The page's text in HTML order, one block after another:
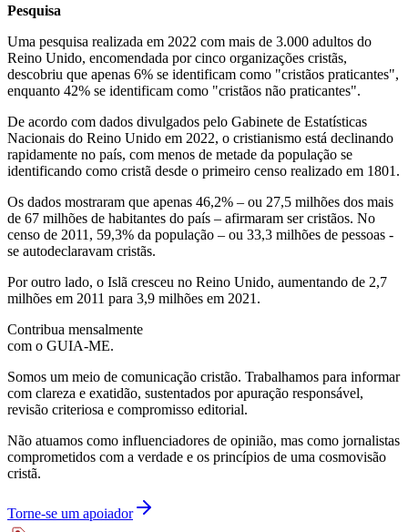
Pesquisa
Uma pesquisa realizada em 2022 com mais de 3.000 adultos do
Reino Unido, encomendada por cinco organizações cristãs,
descobriu que apenas 6% se identificam como "cristãos praticantes",
enquanto 42% se identificam como "cristãos não praticantes".
De acordo com dados divulgados pelo Gabinete de Estatísticas
Nacionais do Reino Unido em 2022, o cristianismo está declinando
rapidamente no país, com menos de metade da população se
identificando como cristã desde o primeiro censo realizado em 1801.
Os dados mostraram que apenas 46,2% – ou 27,5 milhões dos mais
de 67 milhões de habitantes do país – afirmaram ser cristãos. No
censo de 2011, 59,3% da população – ou 33,3 milhões de pessoas -
se autodeclaravam cristãs.
Por outro lado, o Islã cresceu no Reino Unido, aumentando de 2,7
milhões em 2011 para 3,9 milhões em 2021.
Contribua mensalmente
com o GUIA-ME.
Somos um meio de comunicação cristão. Trabalhamos para informar
com clareza e exatidão, sustentados por apuração responsável,
revisão criteriosa e compromisso editorial.
Não atuamos como influenciadores de opinião, mas como jornalistas
comprometidos com a verdade e os princípios de uma cosmovisão
cristã.
Torne-se um apoiador